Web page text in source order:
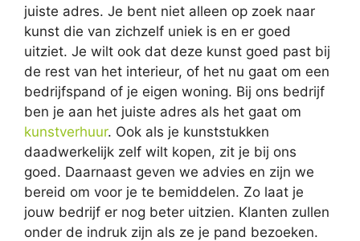
juiste adres. Je bent niet alleen op zoek naar
kunst die van zichzelf uniek is en er goed
uitziet. Je wilt ook dat deze kunst goed past bij
de rest van het interieur, of het nu gaat om een
bedrijfspand of je eigen woning. Bij ons bedrijf
ben je aan het juiste adres als het gaat om
kunstverhuur. Ook als je kunststukken
daadwerkelijk zelf wilt kopen, zit je bij ons
goed. Daarnaast geven we advies en zijn we
bereid om voor je te bemiddelen. Zo laat je
jouw bedrijf er nog beter uitzien. Klanten zullen
onder de indruk zijn als ze je pand bezoeken.